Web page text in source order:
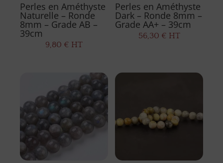
Perles en Améthyste
Naturelle – Ronde
8mm – Grade AB –
39cm
9,80 € HT
Perles en Améthyste
Dark – Ronde 8mm –
Grade AA+ – 39cm
56,30 € HT